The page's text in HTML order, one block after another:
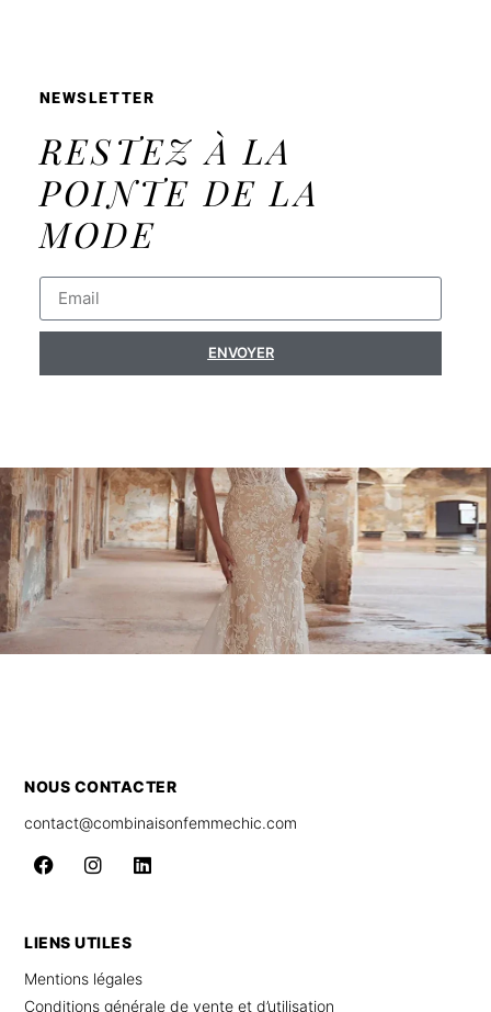
NEWSLETTER
RESTEZ À LA
POINTE DE LA
MODE
ENVOYER
NOUS CONTACTER
contact@combinaisonfemmechic.com
LIENS UTILES
Mentions légales
Conditions générale de vente et d’utilisation